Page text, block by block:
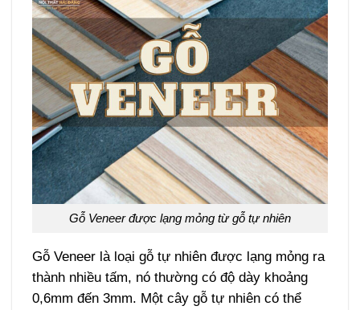
Gỗ Veneer được lạng mỏng từ gỗ tự nhiên
Gỗ Veneer là loại gỗ tự nhiên được lạng mỏng ra
thành nhiều tấm, nó thường có độ dày khoảng
0,6mm đến 3mm. Một cây gỗ tự nhiên có thể